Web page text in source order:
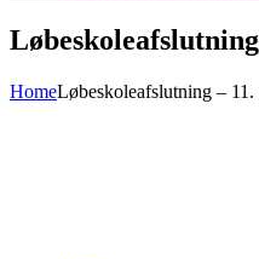
HomeLøbeskoleafslutning –